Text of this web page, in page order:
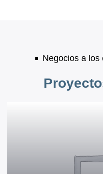
Negocios a los